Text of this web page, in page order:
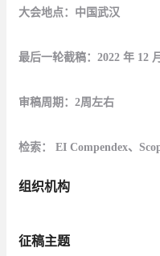
大会地点：中国武汉
最后一轮截稿：2022 年 12
审稿周期：2周左右
检索： EI Compendex、
组织机构
征稿主题